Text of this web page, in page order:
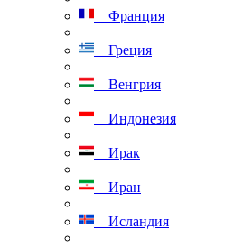
Франция
Греция
Венгрия
Индонезия
Ирак
Иран
Исландия